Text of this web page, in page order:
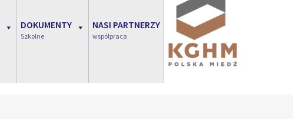
DOKUMENTY
Szkolne
NASI PARTNERZY
współpraca